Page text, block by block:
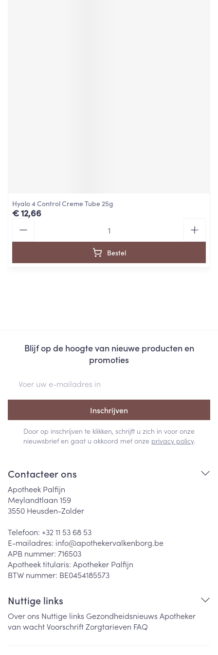
Hyalo 4 Control Creme Tube 25g
€ 12,66
Bestel
Blijf op de hoogte van nieuwe producten en
promoties
Inschrijven
Door op inschrijven te klikken, schrijft u zich in voor onze
nieuwsbrief en gaat u akkoord met onze privacy policy.
Contacteer ons
Apotheek Palfijn
Meylandtlaan 159
3550 Heusden-Zolder
Telefoon: +32 11 53 68 53
E-mailadres: info@apothekervalkenborg.be
APB nummer: 716503
Apotheek titularis: Apotheker Palfijn
BTW nummer: BE0454185573
Nuttige links
Over ons Nuttige links Gezondheidsnieuws Apotheker
van wachtVoorschriftZorgtarieven FAQ